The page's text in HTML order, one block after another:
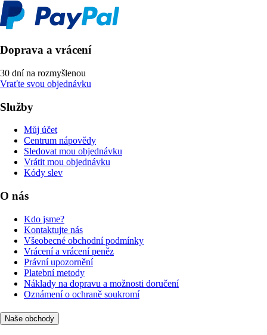
Doprava a vrácení
30 dní na rozmyšlenou
Vraťte svou objednávku
Služby
Můj účet
Centrum nápovědy
Sledovat mou objednávku
Vrátit mou objednávku
Kódy slev
O nás
Kdo jsme?
Kontaktujte nás
Všeobecné obchodní podmínky
Vrácení a vrácení peněz
Právní upozornění
Platební metody
Náklady na dopravu a možnosti doručení
Oznámení o ochraně soukromí
Naše obchody